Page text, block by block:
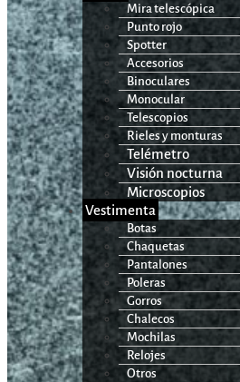
Mira telescópica
Punto rojo
Spotter
Accesorios
Binoculares
Monocular
Telescopios
Rieles y monturas
Telémetro
Visión nocturna
Microscopios
Vestimenta
Botas
Chaquetas
Pantalones
Poleras
Gorros
Chalecos
Mochilas
Relojes
Otros